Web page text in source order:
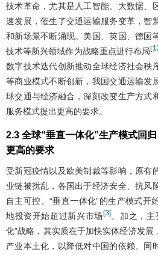
技术革命，尤其是人工智能、大数据、
速发展，催生了交通运输服务变革，智
和新场景不断涌现。美国、英国、德国
技术等新兴领域作为战略重点进行布局[
数字技术迭代创新推动全球经济社会秩
等商业模式不断创新，我国交通运输发
球交通与经济融合，深刻改变生产方式
服务模式提出更高的要求。
2.3 全球“垂直一体化”生产模式回
更高的要求
受新冠疫情以及欧美制裁等影响，原有
业链被扰乱，各国出于经济安全、抗风
自主可控。“垂直一体化”的生产模式开
地投资开始超过新兴市场 [3]。加之，主
化”战略，其实质在于加快实体经济发
产业本土化，以降低对中国的依赖。同